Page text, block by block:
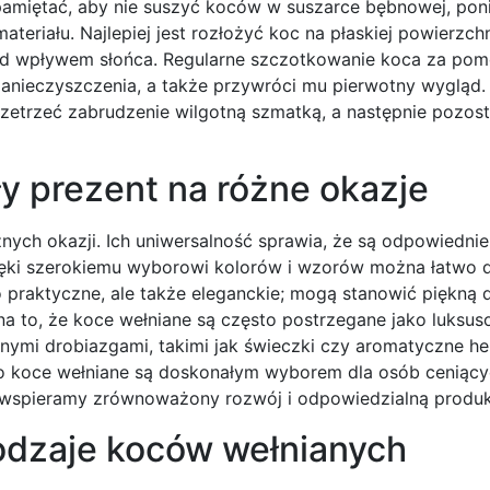
aby nie suszyć koców w suszarce bębnowej,
Najlepiej jest rozłożyć koc na płaskiej
słońca. Regularne szczotkowanie koca za
a także przywróci mu pierwotny wygląd.
zabrudzenie wilgotną szmatką, a następnie
prezent na różne okazje
okazji. Ich uniwersalność sprawia, że są
szerokiemu wyborowi kolorów i wzorów można łatwo
ale także eleganckie; mogą stanowić piękną
to, że koce wełniane są często postrzegane jako
drobiazgami, takimi jak świeczki czy aromatyczne
wełniane są doskonałym wyborem dla osób
zrównoważony rozwój i odpowiedzialną
koców wełnianych